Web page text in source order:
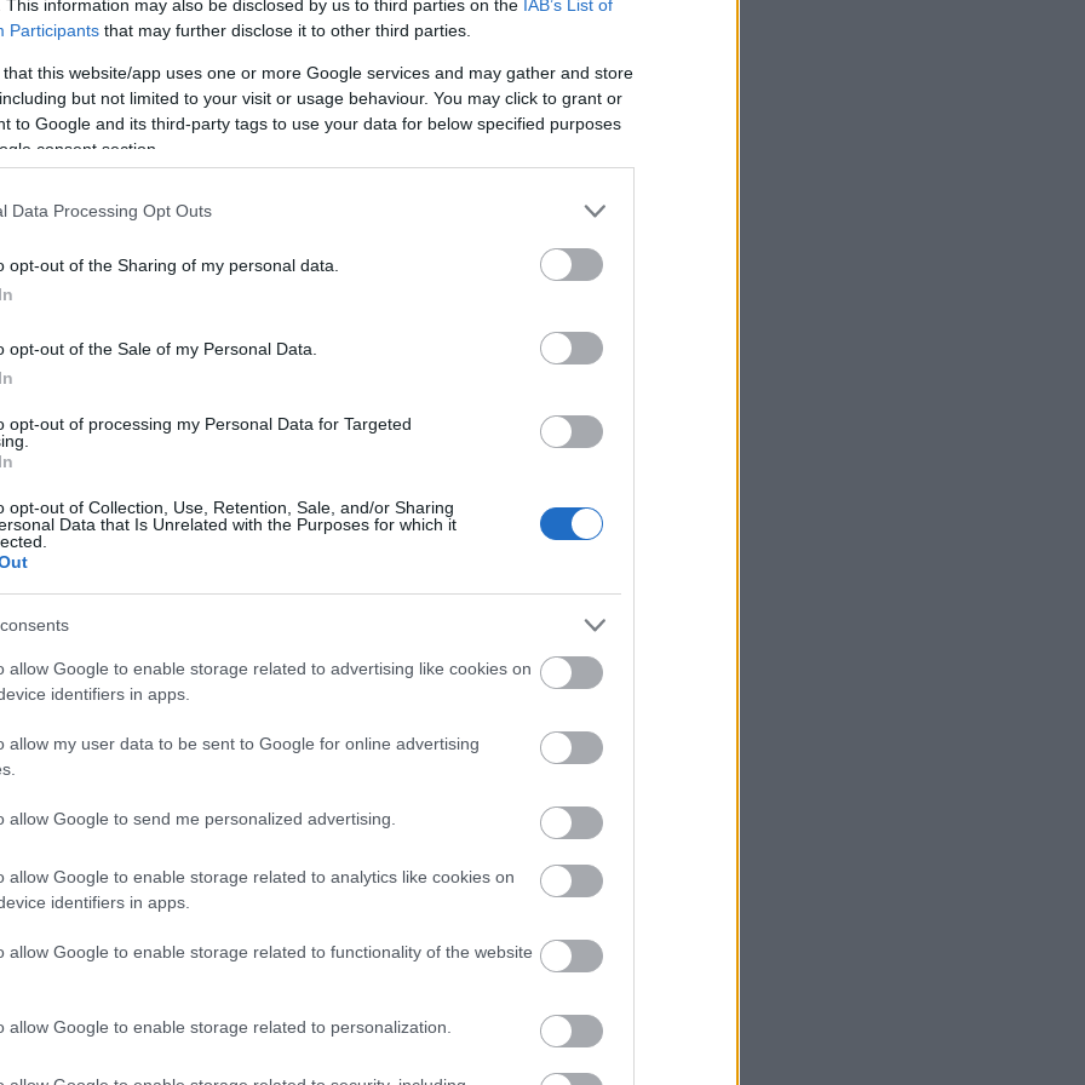
This information may also be disclosed by us to third parties on the IAB’s List of
Participants that may further disclose it to other third parties.
that this website/app uses one or more Google services and may gather and store
but not limited to your visit or usage behaviour. You may click to grant or
to Google and its third-party tags to use your data for below specified purposes
consent section.
Data Processing Opt Outs
opt-out of the Sharing of my personal data.
opt-out of the Sale of my Personal Data.
opt-out of processing my Personal Data for Targeted
opt-out of Collection, Use, Retention, Sale, and/or Sharing
Data that Is Unrelated with the Purposes for which it
allow Google to enable storage related to advertising like cookies on
identifiers in apps.
allow my user data to be sent to Google for online advertising
allow Google to send me personalized advertising.
allow Google to enable storage related to analytics like cookies on
identifiers in apps.
allow Google to enable storage related to functionality of the website
allow Google to enable storage related to personalization.
sen verran helposti se tuli, Vuorinen kertoi.
saakka, mutta selviytyi B-finaaliin jossa ottinäyttävän
tasatyönnöllään ja hyökkäsi kärkeen. 1,3 kilometrin
oli kolmantena, ja pystyi säilyttämään paikkansa
Rosenvinge ja hopea meni niinikään Norjaan Eirik
pystyin silti puristamaan. Yläkanttiinhan tämä meni,
nousun alussa ja keskellä ja norjalaiset pääsivät
nousun lopussa. Hieno fiilis joka tapauksessa, iloitsi
EYOF-kisoissa. Mitalit jaettiin kilpailupäivän iltana
aukiolla suuren yleisömeren hurratessa.
Emilia Myllykoski raivasi tiensä B-finaaliin, jonka hän
Jasmi Joensuu putosi välieristä ja finaaleista
UrheilijoidenJohanna Matintalo hiihti
vauhti ei tällä kertaa riittänyt aika-ajoista jatkoon.
Carl.
käytiin myös sprinttikilpailut. Cheile Gradistein
7,5 kilometriä. Tyttöjen kilpailussa Ahveniston
Rolig hiihtivät vauhdikkaasti lähes tasatahtiin ja
selvästi edellisestä startista. Kummallekin merkittiin
erotti vain 4 sekunnin marginaali. Rolig oli tuloksissa